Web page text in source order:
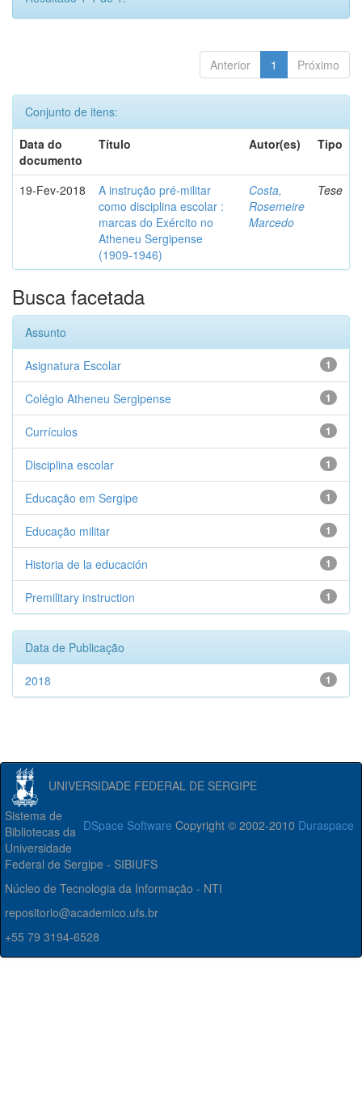
Anterior 1 Próximo
Conjunto de itens:
Data do
documento
Título Autor(es) Tipo
19-Fev-2018
A instrução pré-militar
como disciplina escolar :
marcas do Exército no
Atheneu Sergipense
(1909-1946)
Costa,
Rosemeire
Marcedo
Tese
Busca facetada
Assunto
1
Asignatura Escolar
1
Colégio Atheneu Sergipense
1
Currículos
1
Disciplina escolar
1
Educação em Sergipe
1
Educação militar
1
Historia de la educación
1
Premilitary instruction
Data de Publicação
1
2018
UNIVERSIDADE FEDERAL DE SERGIPE
DSpace Software Copyright © 2002-2010 Duraspace
Sistema de
Bibliotecas da
Universidade
Federal de Sergipe - SIBIUFS
Núcleo de Tecnologia da Informação - NTI
repositorio@academico.ufs.br
+55 79 3194-6528